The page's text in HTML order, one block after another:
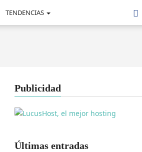
TENDENCIAS
Publicidad
Últimas entradas